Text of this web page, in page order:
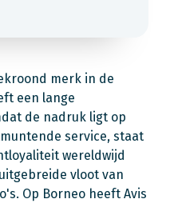
merk in de
een lange
de nadruk ligt op
service, staat
wereldwijd
vloot van
Op Borneo heeft Avis